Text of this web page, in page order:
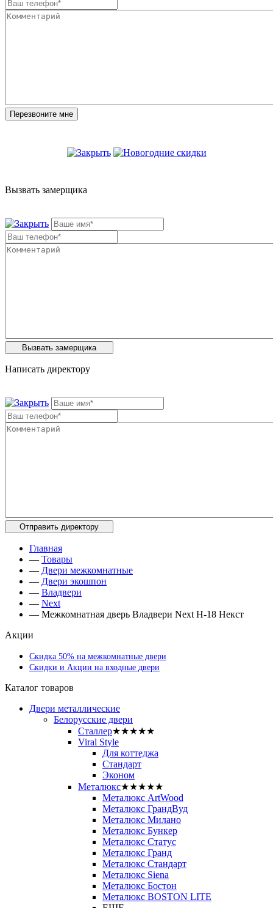
Вызвать замерщика
Написать директору
Главная
— Товары
— Двери межкомнатные
— Двери экошпон
— Владвери
— Next
— Межкомнатная дверь Владвери Next H-18 Некст
Акции
Скидка 50% на межкомнатные двери
Скидки и Акции на входные двери
Каталог товаров
Двери металлические
Белорусские двери
Сталлер★★★★★
Viral Style
Для коттеджа
Стандарт
Эконом
Металюкс★★★★★
Металюкс ArtWood
Металюкс ГрандВуд
Металюкс Милано
Металюкс Бункер
Металюкс Статус
Металюкс Гранд
Металюкс Стандарт
Металюкс Siena
Металюкс Бостон
Металюкс BOSTON LITE